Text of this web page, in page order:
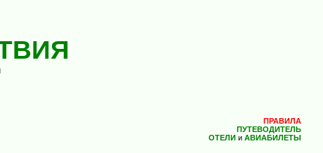
ПРАВИЛА
ПУТЕВОДИТЕЛЬ
ОТЕЛИ и АВИАБИЛЕТЫ